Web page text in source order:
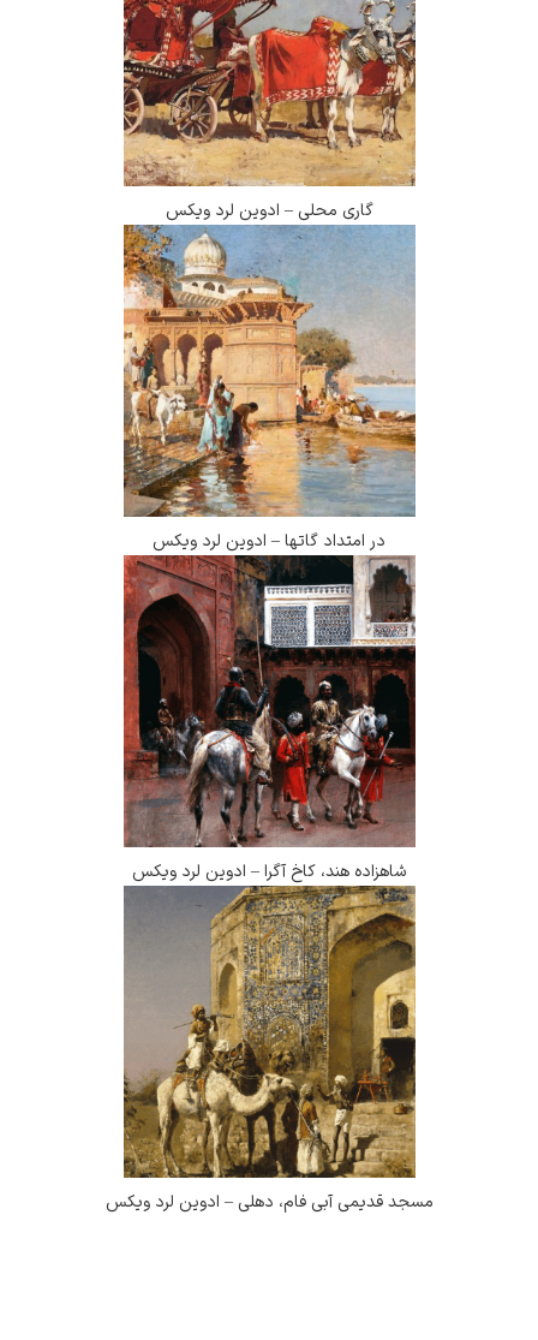
گاری محلی – ادوین لرد ویکس
در امتداد گاتها – ادوین لرد ویکس
شاهزاده هند، کاخ آگرا – ادوین لرد ویکس
مسجد قدیمی آبی فام، دهلی – ادوین لرد ویکس